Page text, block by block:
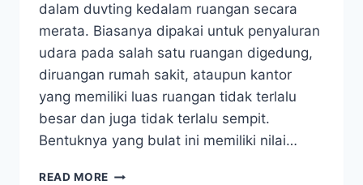
dalam duvting kedalam ruangan secara
merata. Biasanya dipakai untuk penyaluran
udara pada salah satu ruangan digedung,
diruangan rumah sakit, ataupun kantor
yang memiliki luas ruangan tidak terlalu
besar dan juga tidak terlalu sempit.
Bentuknya yang bulat ini memiliki nilai…
READ MORE